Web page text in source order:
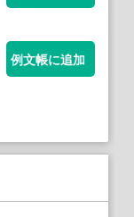
例文帳に追加